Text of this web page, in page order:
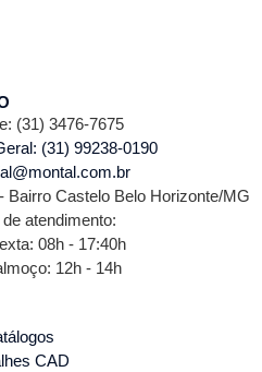
(31) 3476-7675
(31) 99238-0190
Bairro Castelo Belo Horizonte/MG
de atendimento:
08h - 17:40h
12h - 14h
CAD